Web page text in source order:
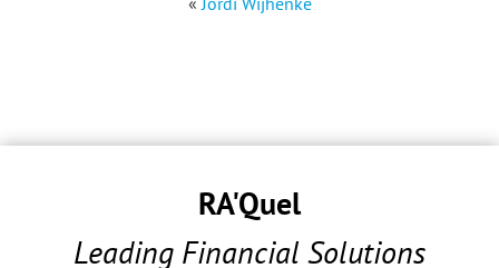
RA'Quel
Leading Financial Solutions